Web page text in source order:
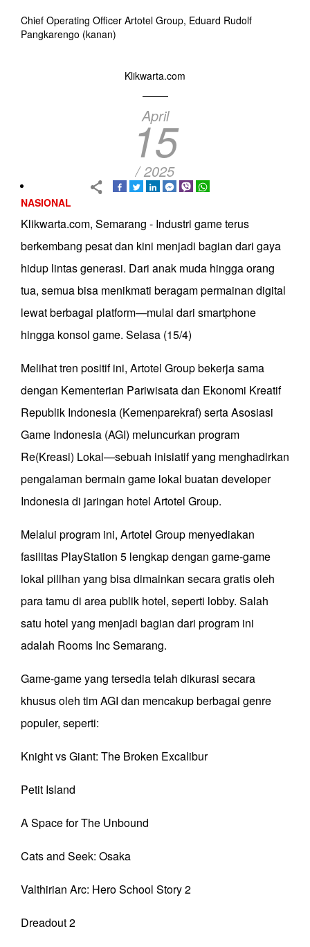
Chief Operating Officer Artotel Group, Eduard Rudolf
Pangkarengo (kanan)
Klikwarta.com
April
15
/ 2025
NASIONAL
Klikwarta.com, Semarang - Industri game terus
berkembang pesat dan kini menjadi bagian dari gaya
hidup lintas generasi. Dari anak muda hingga orang
tua, semua bisa menikmati beragam permainan digital
lewat berbagai platform—mulai dari smartphone
hingga konsol game. Selasa (15/4)
Melihat tren positif ini, Artotel Group bekerja sama
dengan Kementerian Pariwisata dan Ekonomi Kreatif
Republik Indonesia (Kemenparekraf) serta Asosiasi
Game Indonesia (AGI) meluncurkan program
Re(Kreasi) Lokal—sebuah inisiatif yang menghadirkan
pengalaman bermain game lokal buatan developer
Indonesia di jaringan hotel Artotel Group.
Melalui program ini, Artotel Group menyediakan
fasilitas PlayStation 5 lengkap dengan game-game
lokal pilihan yang bisa dimainkan secara gratis oleh
para tamu di area publik hotel, seperti lobby. Salah
satu hotel yang menjadi bagian dari program ini
adalah Rooms Inc Semarang.
Game-game yang tersedia telah dikurasi secara
khusus oleh tim AGI dan mencakup berbagai genre
populer, seperti:
Knight vs Giant: The Broken Excalibur
Petit Island
A Space for The Unbound
Cats and Seek: Osaka
Valthirian Arc: Hero School Story 2
Dreadout 2